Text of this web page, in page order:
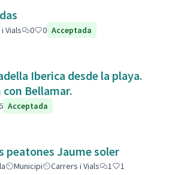
Vials 0 0 Acceptada
Iberica desde la playa.
Bellamar.
Acceptada
pasos peatones Jaume soler
Municipi Carrers i Vials 1
1